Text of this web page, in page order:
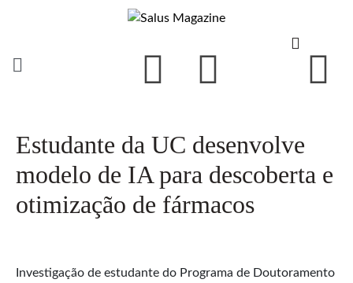
Estudante da UC desenvolve
modelo de IA para descoberta e
otimização de fármacos
Investigação de estudante do Programa de Doutoramento